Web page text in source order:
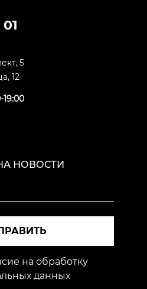
5
12
19:00
НОВОСТИ
на обработку
данных